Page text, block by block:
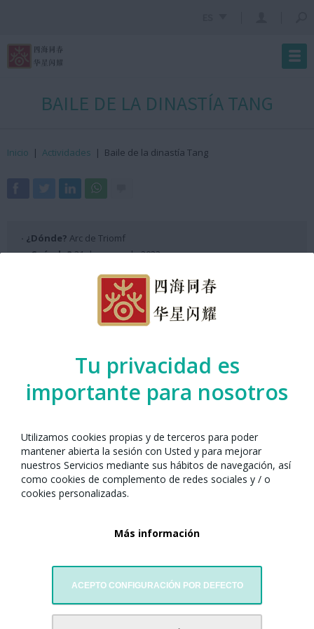
Tu privacidad es
importante para nosotros
Utilizamos cookies propias y de terceros para poder
mantener abierta la sesión con Usted y para mejorar
nuestros Servicios mediante sus hábitos de navegación, así
como cookies de complemento de redes sociales y / o
cookies personalizadas.
Más información
ACEPTO CONFIGURACIÓN POR DEFECTO
BAILE DE LA DINASTÍA TANG
Inicio | Actividades | Baile de la dinastía Tang
· ¿Dónde? Arc de Triomf
· ¿Cuándo?21 de enero de 2023
Organizado por el Any Nou Xinès amb
Asociación de Mujeres de Comercio e Industriales Chino-